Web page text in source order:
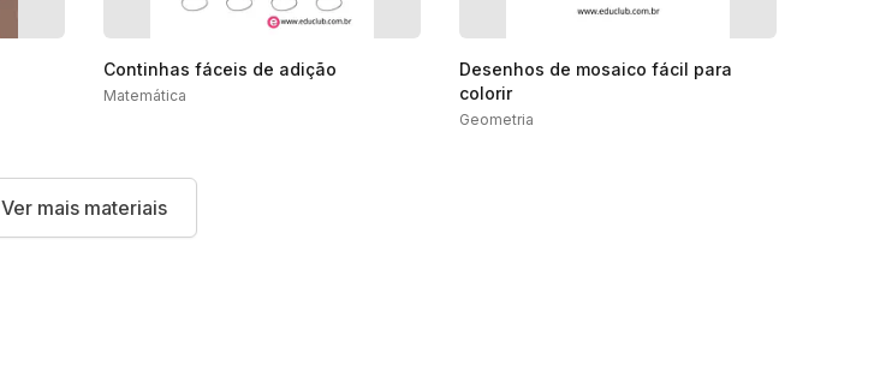
Continhas fáceis de adição
Matemática
Desenhos de mosaico fácil para
colorir
Geometria
Ver mais materiais